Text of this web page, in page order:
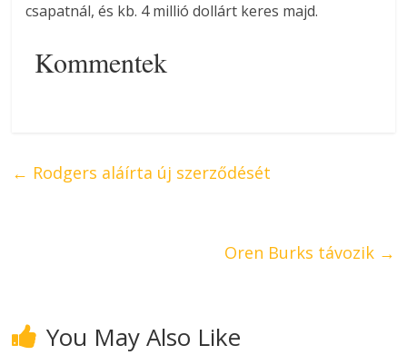
csapatnál, és kb. 4 millió dollárt keres majd.
Kommentek
← Rodgers aláírta új szerződését
Oren Burks távozik →
You May Also Like